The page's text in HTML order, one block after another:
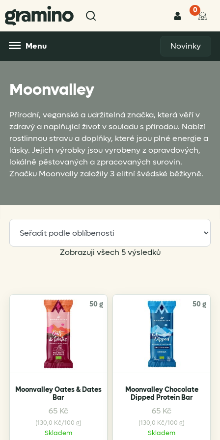
0
Menu Novinky
Moonvalley
Přírodní, veganská a udržitelná značka, která věří v
zdravý a naplňující život v souladu s přírodou. Nabízí
rostlinnou stravu a doplňky, které jsou plné energie a
lásky. Jejich výrobky jsou vyrobeny z opravdových,
lokálně pěstovaných a zpracovaných surovin.
Značku Moonvally založily 3 elitní švédské běžkyně.
Zobrazuji všech 5 výsledkůSorted
50 g
Moonvalley Oates & Dates
Bar
65 Kč
(130,0 Kč/100 g)
Skladem
This
product
50 g
Moonvalley Chocolate
Dipped Protein Bar
65 Kč
(130,0 Kč/100 g)
Skladem
This
product